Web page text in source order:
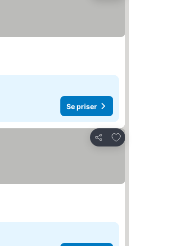
Se priser
Dela
Lägg till i Mina